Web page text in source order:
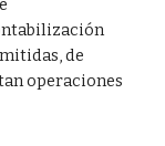
de
operaciones